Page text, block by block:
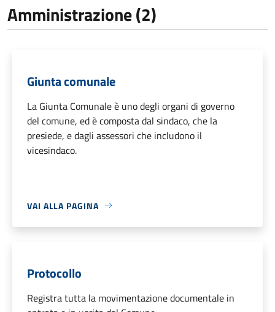
Amministrazione (2)
Giunta comunale
La Giunta Comunale è uno degli organi di governo
del comune, ed è composta dal sindaco, che la
presiede, e dagli assessori che includono il
vicesindaco.
VAI ALLA PAGINA
Protocollo
Registra tutta la movimentazione documentale in